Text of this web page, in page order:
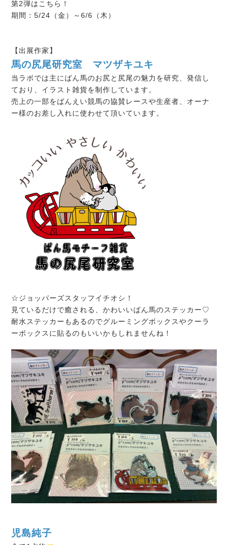
第2弾はこちら！
期間：5/24（金）～6/6（木）
【出展作家】
馬の尻尾研究室 マツザキユキ
当ラボでは主にばん馬のお尻と尻尾の魅力を研究、発信し
ており、イラスト雑貨を制作しています。
売上の一部をばんえい競馬の協賛レースや生産者、オーナ
ー様のお差し入れに使わせて頂いています。
☆ジョッパーズスタッフイチオシ！
見ているだけで癒される、かわいいばん馬のステッカー♡
耐水ステッカーもあるのでグルーミングボックスやクーラ
ーボックスに貼るのもいいかもしれませんね！
児島純子